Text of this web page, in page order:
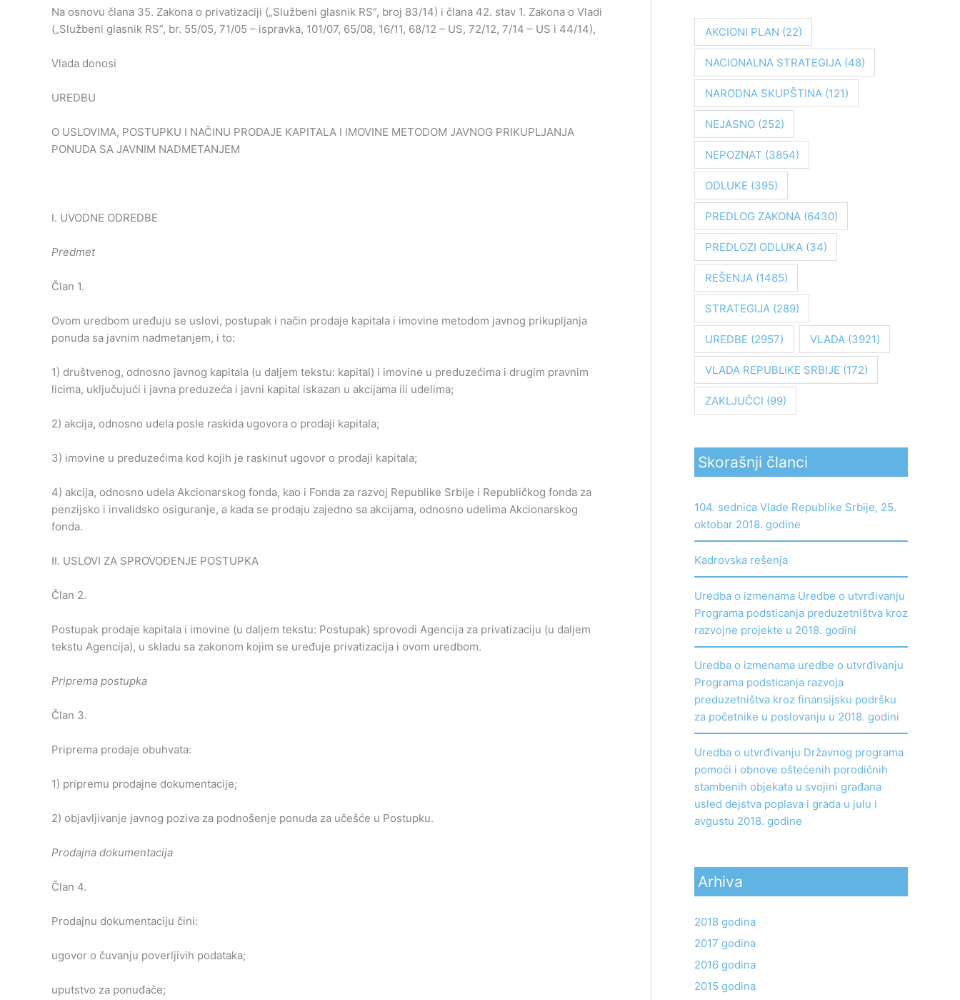
Na osnovu člana 35. Zakona o privatizaciji („Službeni glasnik RS”, broj 83/14) i člana 42. stav 1. Zakona o Vladi
(„Službeni glasnik RS”, br. 55/05, 71/05 – ispravka, 101/07, 65/08, 16/11, 68/12 – US, 72/12, 7/14 – US i 44/14),
Vlada donosi
UREDBU
O USLOVIMA, POSTUPKU I NAČINU PRODAJE KAPITALA I IMOVINE METODOM JAVNOG PRIKUPLJANJA
PONUDA SA JAVNIM NADMETANJEM
I. UVODNE ODREDBE
Predmet
Član 1.
Ovom uredbom uređuju se uslovi, postupak i način prodaje kapitala i imovine metodom javnog prikupljanja
ponuda sa javnim nadmetanjem, i to:
1) društvenog, odnosno javnog kapitala (u daljem tekstu: kapital) i imovine u preduzećima i drugim pravnim
licima, uključujući i javna preduzeća i javni kapital iskazan u akcijama ili udelima;
2) akcija, odnosno udela posle raskida ugovora o prodaji kapitala;
3) imovine u preduzećima kod kojih je raskinut ugovor o prodaji kapitala;
4) akcija, odnosno udela Akcionarskog fonda, kao i Fonda za razvoj Republike Srbije i Republičkog fonda za
penzijsko i invalidsko osiguranje, a kada se prodaju zajedno sa akcijama, odnosno udelima Akcionarskog
fonda.
II. USLOVI ZA SPROVOĐENJE POSTUPKA
Član 2.
Postupak prodaje kapitala i imovine (u daljem tekstu: Postupak) sprovodi Agencija za privatizaciju (u daljem
tekstu Agencija), u skladu sa zakonom kojim se uređuje privatizacija i ovom uredbom.
Priprema postupka
Član 3.
Priprema prodaje obuhvata:
1) pripremu prodajne dokumentacije;
2) objavljivanje javnog poziva za podnošenje ponuda za učešće u Postupku.
Prodajna dokumentacija
Član 4.
Prodajnu dokumentaciju čini:
ugovor o čuvanju poverljivih podataka;
uputstvo za ponuđače;
g
a
:
AKCIONI PLAN (22)
NACIONALNA STRATEGIJA(48)
NARODNA SKUPŠTINA(121)
NEJASNO(252)
NEPOZNAT (3854)
ODLUKE (395)
PREDLOG ZAKONA(6430)
PREDLOZI ODLUKA(34)
REŠENJA(1485)
STRATEGIJA(289)
UREDBE (2957) VLADA(3921)
VLADA REPUBLIKE SRBIJE (172)
ZAKLJUČCI (99)
Skorašnji članci
104. sednica Vlade Republike Srbije, 25.
oktobar 2018. godine
Kadrovska rešenja
Uredba o izmenama Uredbe o utvrđivanju
Programa podsticanja preduzetništva kroz
razvojne projekte u 2018. godini
Uredba o izmenama uredbe o utvrđivanju
Programa podsticanja razvoja
preduzetništva kroz finansijsku podršku
za početnike u poslovanju u 2018. godini
Uredba o utvrđivanju Državnog programa
pomoći i obnove oštećenih porodičnih
stambenih objekata u svojini građana
usled dejstva poplava i grada u julu i
avgustu 2018. godine
Arhiva
2018 godina
2017 godina
2016 godina
2015 godina